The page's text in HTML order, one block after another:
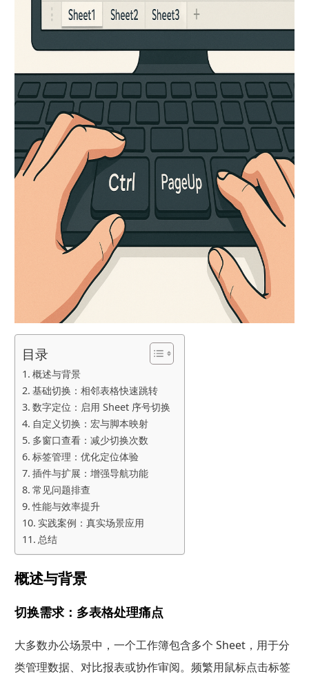
目录
概述与背景
基础切换：相邻表格快速跳转
数字定位：启用 Sheet 序号切换
自定义切换：宏与脚本映射
多窗口查看：减少切换次数
标签管理：优化定位体验
插件与扩展：增强导航功能
常见问题排查
性能与效率提升
实践案例：真实场景应用
总结
概述与背景
切换需求：多表格处理痛点
大多数办公场景中，一个工作簿包含多个 Sheet，用于分
类管理数据、对比报表或协作审阅。频繁用鼠标点击标签